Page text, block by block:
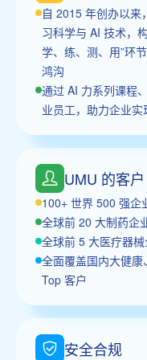
自 2015 年创办以来
习科学与 AI 技术，
学、练、测、用”环
鸿沟
通过 AI 力系列课程
业员工，助力企业
UMU 的客户
100+ 世界 500 强企
全球前 20 大制药企
全球前 5 大医疗器
全面覆盖国内大健
Top 客户
安全合规